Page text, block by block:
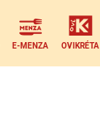
E-MENZA OVIKRÉTA